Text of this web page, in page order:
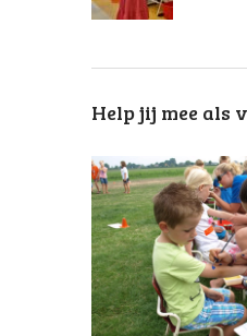
Help jij mee